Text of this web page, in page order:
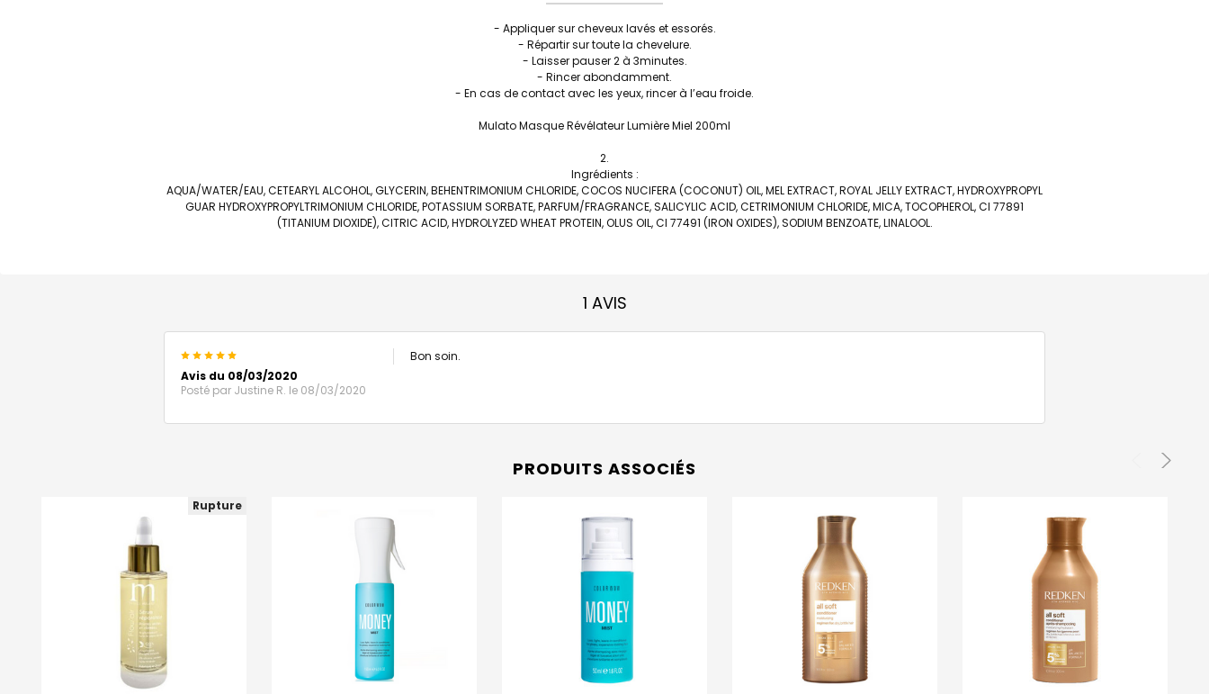
- Appliquer sur cheveux lavés et essorés.
- Répartir sur toute la chevelure.
- Laisser pauser 2 à 3minutes.
- Rincer abondamment.
- En cas de contact avec les yeux, rincer à l’eau froide.
Mulato Masque Révélateur Lumière Miel 200ml
Ingrédients :
AQUA/WATER/EAU, CETEARYL ALCOHOL, GLYCERIN, BEHENTRIMONIUM CHLORIDE, COCOS NUCIFERA (COCONUT) OIL, MEL EXTRACT, ROYAL JELLY EXTRACT, HYDROXYPROPYL
GUAR HYDROXYPROPYLTRIMONIUM CHLORIDE, POTASSIUM SORBATE, PARFUM/FRAGRANCE, SALICYLIC ACID, CETRIMONIUM CHLORIDE, MICA, TOCOPHEROL, CI 77891
(TITANIUM DIOXIDE), CITRIC ACID, HYDROLYZED WHEAT PROTEIN, OLUS OIL, CI 77491 (IRON OXIDES), SODIUM BENZOATE, LINALOOL.
1 AVIS
5
Avis du 08/03/2020
Posté par Justine R. le 08/03/2020
Bon soin.
PRODUITS ASSOCIÉS
Rupture